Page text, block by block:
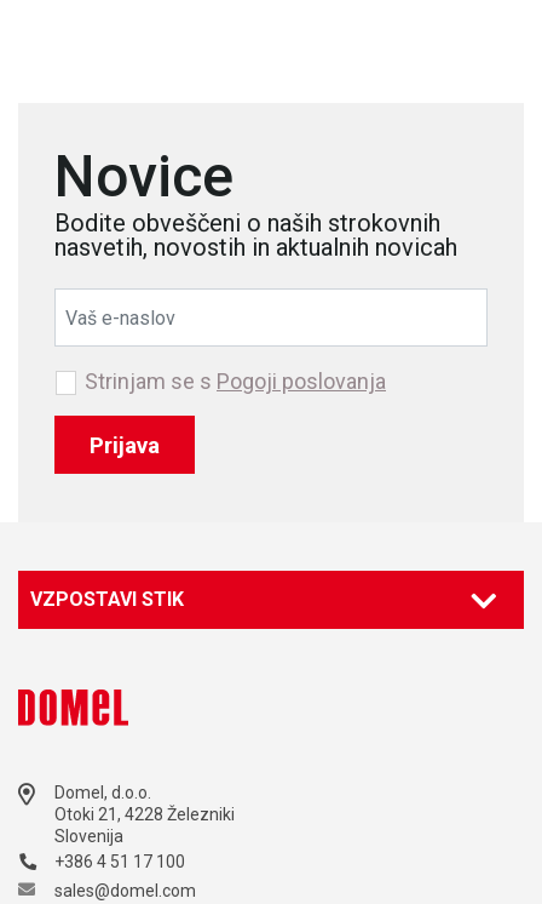
Novice
Bodite obveščeni o naših strokovnih
nasvetih, novostih in aktualnih novicah
Prijava
Strinjam se s Pogoji poslovanja
VZPOSTAVI STIK
Domel, d.o.o.
Otoki 21, 4228 Železniki
Slovenija
+386 4 51 17 100
sales@domel.com